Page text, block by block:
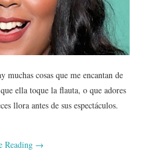
cosas que me encantan de
ella toque la flauta, o que adores
llora antes de sus espectáculos.
Reading →